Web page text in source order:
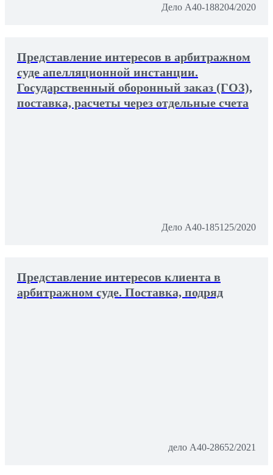
Дело А40-188204/2020
Представление интересов в арбитражном
суде апелляционной инстанции.
Государственный оборонный заказ (ГОЗ),
поставка, расчеты через отдельные счета
Дело А40-185125/2020
Представление интересов клиента в
арбитражном суде. Поставка, подряд
дело А40-28652/2021